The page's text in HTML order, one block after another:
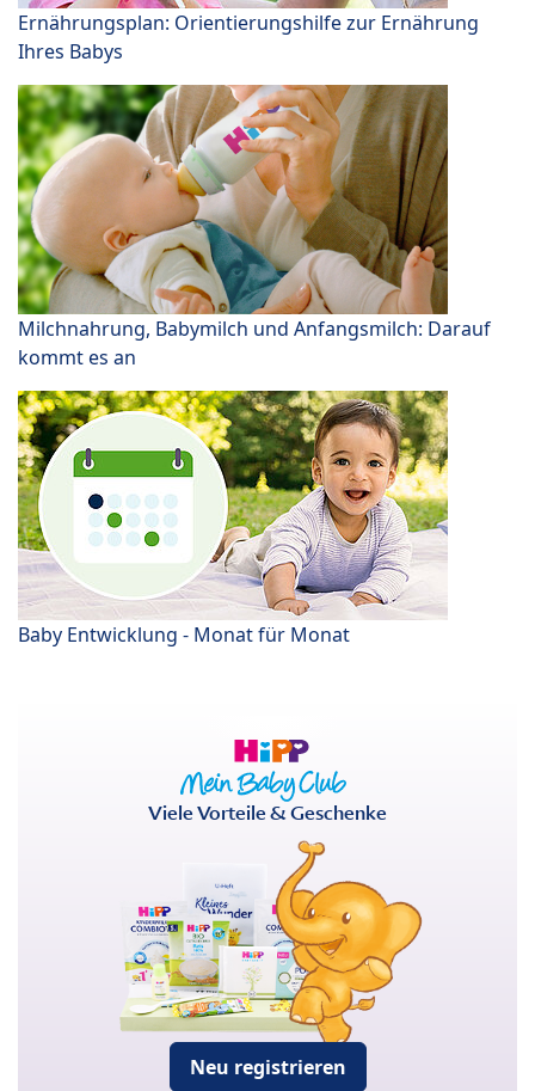
Ernährungsplan: Orientierungshilfe zur Ernährung
Ihres Babys
Milchnahrung, Babymilch und Anfangsmilch: Darauf
kommt es an
Baby Entwicklung - Monat für Monat
Viele Vorteile & Geschenke
Neu registrieren